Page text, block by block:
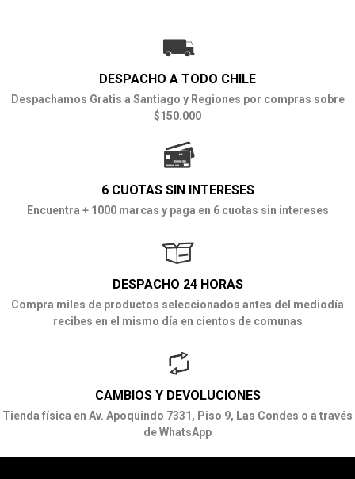
DESPACHO A TODO CHILE
Despachamos Gratis a Santiago y Regiones por compras sobre
$150.000
6 CUOTAS SIN INTERESES
Encuentra + 1000 marcas y paga en 6 cuotas sin intereses
DESPACHO 24 HORAS
Compra miles de productos seleccionados antes del mediodía
recibes en el mismo día en cientos de comunas
CAMBIOS Y DEVOLUCIONES
Tienda física en Av. Apoquindo 7331, Piso 9, Las Condes o a través
de WhatsApp